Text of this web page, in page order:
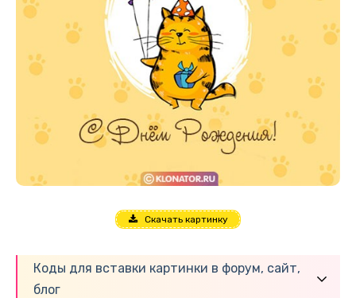
Скачать картинку
Коды для вставки картинки в форум, сайт,
блог